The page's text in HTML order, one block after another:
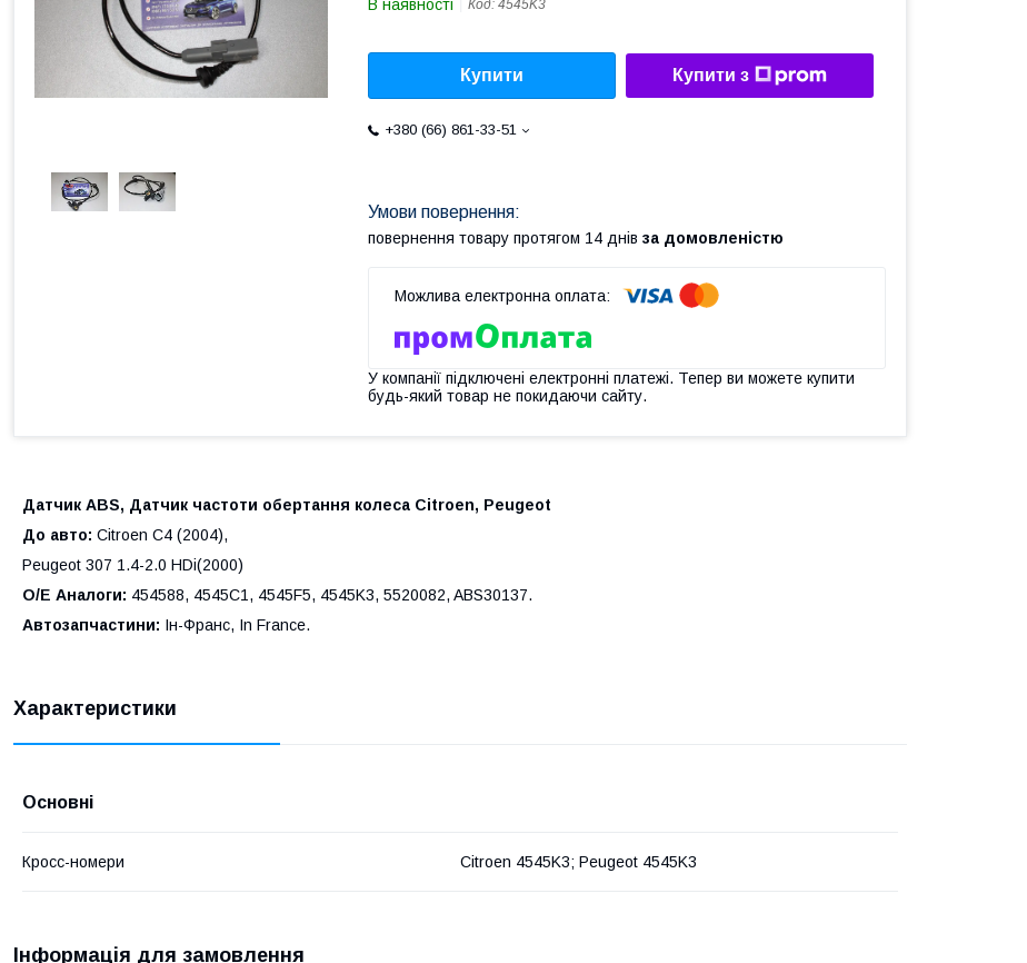
В наявності Код: 4545K3
Купити Купити з
+380 (66) 861-33-51
повернення товару протягом 14 днів за домовленістю
У компанії підключені електронні платежі. Тепер ви можете купити
будь-який товар не покидаючи сайту.
Датчик ABS, Датчик частоти обертання колеса Citroen, Peugeot
До авто: Citroen C4 (2004),
Peugeot 307 1.4-2.0 HDi(2000)
О/Е Аналоги: 454588, 4545C1, 4545F5, 4545K3, 5520082, ABS30137.
Автозапчастини: Ін-Франс, In France.
Характеристики
Основні
Кросс-номери Citroen 4545K3; Peugeot 4545K3
Інформація для замовлення